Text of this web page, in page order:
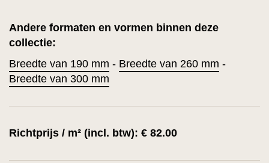
Andere formaten en vormen binnen deze
collectie:
Breedte van 190 mm - Breedte van 260 mm -
Breedte van 300 mm
Richtprijs / m² (incl. btw): € 82.00